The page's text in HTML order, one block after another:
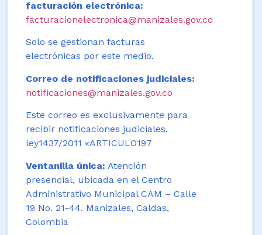
facturación electrónica:
facturacionelectronica@manizales.gov.co
Solo se gestionan facturas
electrónicas por este medio.
Correo de notificaciones judiciales:
notificaciones@manizales.gov.co
Este correo es exclusivamente para
recibir notificaciones judiciales,
ley1437/2011 «ARTICULO197
Ventanilla única: Atención
presencial, ubicada en el Centro
Administrativo Municipal CAM – Calle
19 No. 21-44. Manizales, Caldas,
Colombia